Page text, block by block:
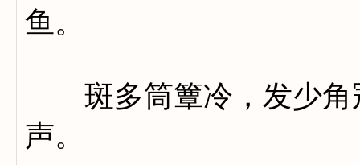
鱼。
斑多筒簟冷，发少角
声。